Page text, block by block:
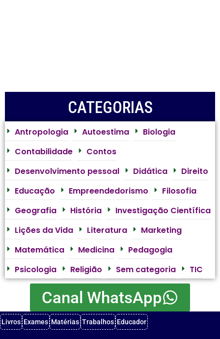
CATEGORIAS
Antropologia Autoestima
Biologia
Contabilidade
Contos
Desenvolvimento pessoal
Didática
Direito
Educação
Empreendedorismo
Filosofia
Geografia
História
Investigação Científica
Lições da Vida
Literatura
Marketing
Matemática
Medicina
Pedagogia
Psicologia
Religião Sem categoria TIC
Canal WhatsApp
Livros Exames Matérias Trabalhos Educador